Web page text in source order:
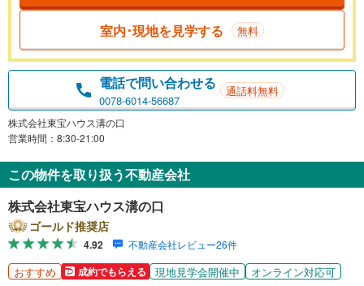
室内･現地を見学する 無料
電話で問い合わせる
0078-6014-56687
通話料無料
株式会社東宝ハウス溝の口
営業時間：8:30-21:00
この物件を取り扱う不動産会社
株式会社東宝ハウス溝の口
ゴールド推奨店
4.92 不動産会社レビュー26件
おすすめ 成約でもらえる 現地見学会開催中 オンライン対応可